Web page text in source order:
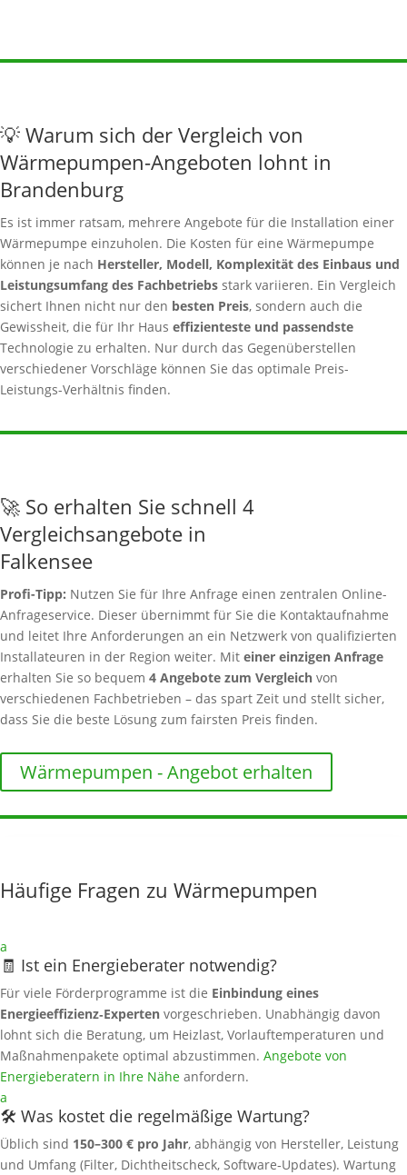
💡 Warum sich der Vergleich von
Wärmepumpen-Angeboten lohnt in
Brandenburg
Es ist immer ratsam, mehrere Angebote für die Installation einer
Wärmepumpe einzuholen. Die Kosten für eine Wärmepumpe
können je nach Hersteller, Modell, Komplexität des Einbaus und
Leistungsumfang des Fachbetriebs stark variieren. Ein Vergleich
sichert Ihnen nicht nur den besten Preis, sondern auch die
Gewissheit, die für Ihr Haus effizienteste und passendste
Technologie zu erhalten. Nur durch das Gegenüberstellen
verschiedener Vorschläge können Sie das optimale Preis-
Leistungs-Verhältnis finden.
🚀 So erhalten Sie schnell 4
Vergleichsangebote in
Falkensee
Profi-Tipp: Nutzen Sie für Ihre Anfrage einen zentralen Online-
Anfrageservice. Dieser übernimmt für Sie die Kontaktaufnahme
und leitet Ihre Anforderungen an ein Netzwerk von qualifizierten
Installateuren in der Region weiter. Mit einer einzigen Anfrage
erhalten Sie so bequem 4 Angebote zum Vergleich von
verschiedenen Fachbetrieben – das spart Zeit und stellt sicher,
dass Sie die beste Lösung zum fairsten Preis finden.
Wärmepumpen - Angebot erhalten
Häufige Fragen zu Wärmepumpen
a
🧾 Ist ein Energieberater notwendig?
Für viele Förderprogramme ist die Einbindung eines
Energieeffizienz‑Experten vorgeschrieben. Unabhängig davon
lohnt sich die Beratung, um Heizlast, Vorlauftemperaturen und
Maßnahmenpakete optimal abzustimmen. Angebote von
Energieberatern in Ihre Nähe anfordern.
a
🛠️ Was kostet die regelmäßige Wartung?
Üblich sind 150–300 € pro Jahr, abhängig von Hersteller, Leistung
und Umfang (Filter, Dichtheitscheck, Software‑Updates). Wartung